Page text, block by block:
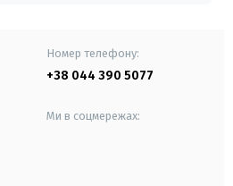
Номер телефону:
+38 044 390 5077
Ми в соцмережах: